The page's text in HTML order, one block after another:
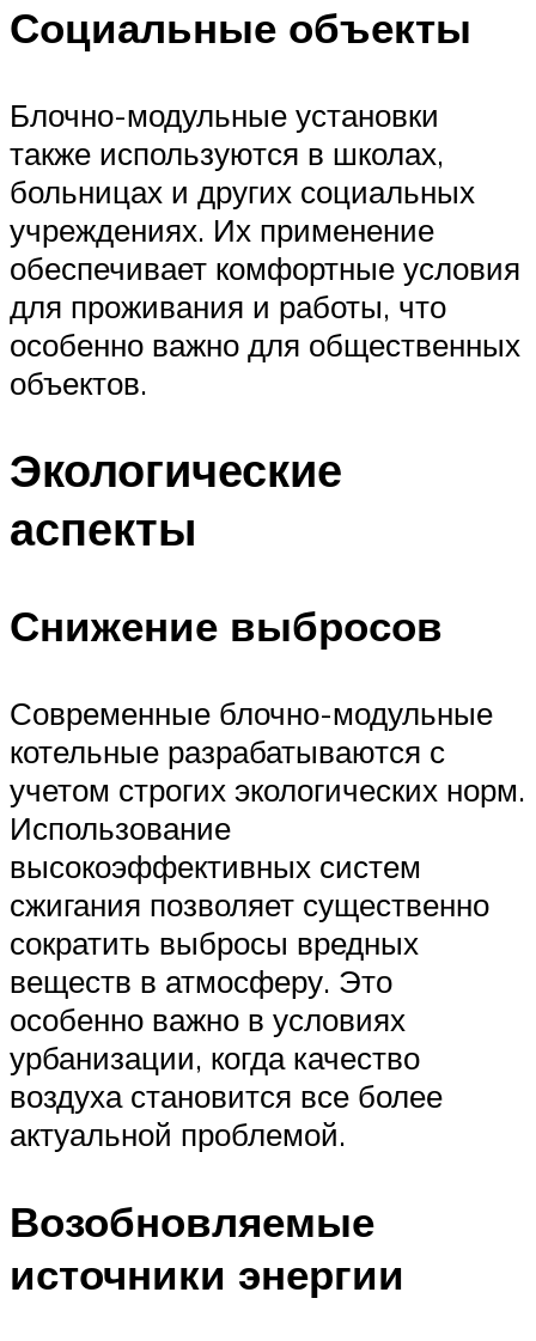
Социальные объекты
Блочно-модульные установки
также используются в школах,
больницах и других социальных
учреждениях. Их применение
обеспечивает комфортные условия
для проживания и работы, что
особенно важно для общественных
объектов.
Экологические
аспекты
Снижение выбросов
Современные блочно-модульные
котельные разрабатываются с
учетом строгих экологических норм.
Использование
высокоэффективных систем
сжигания позволяет существенно
сократить выбросы вредных
веществ в атмосферу. Это
особенно важно в условиях
урбанизации, когда качество
воздуха становится все более
актуальной проблемой.
Возобновляемые
источники энергии